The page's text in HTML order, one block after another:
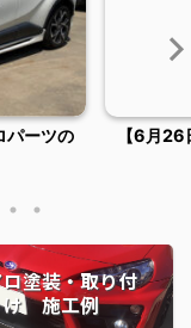
パーツの
【6月
塗装・取り付
け 施工例